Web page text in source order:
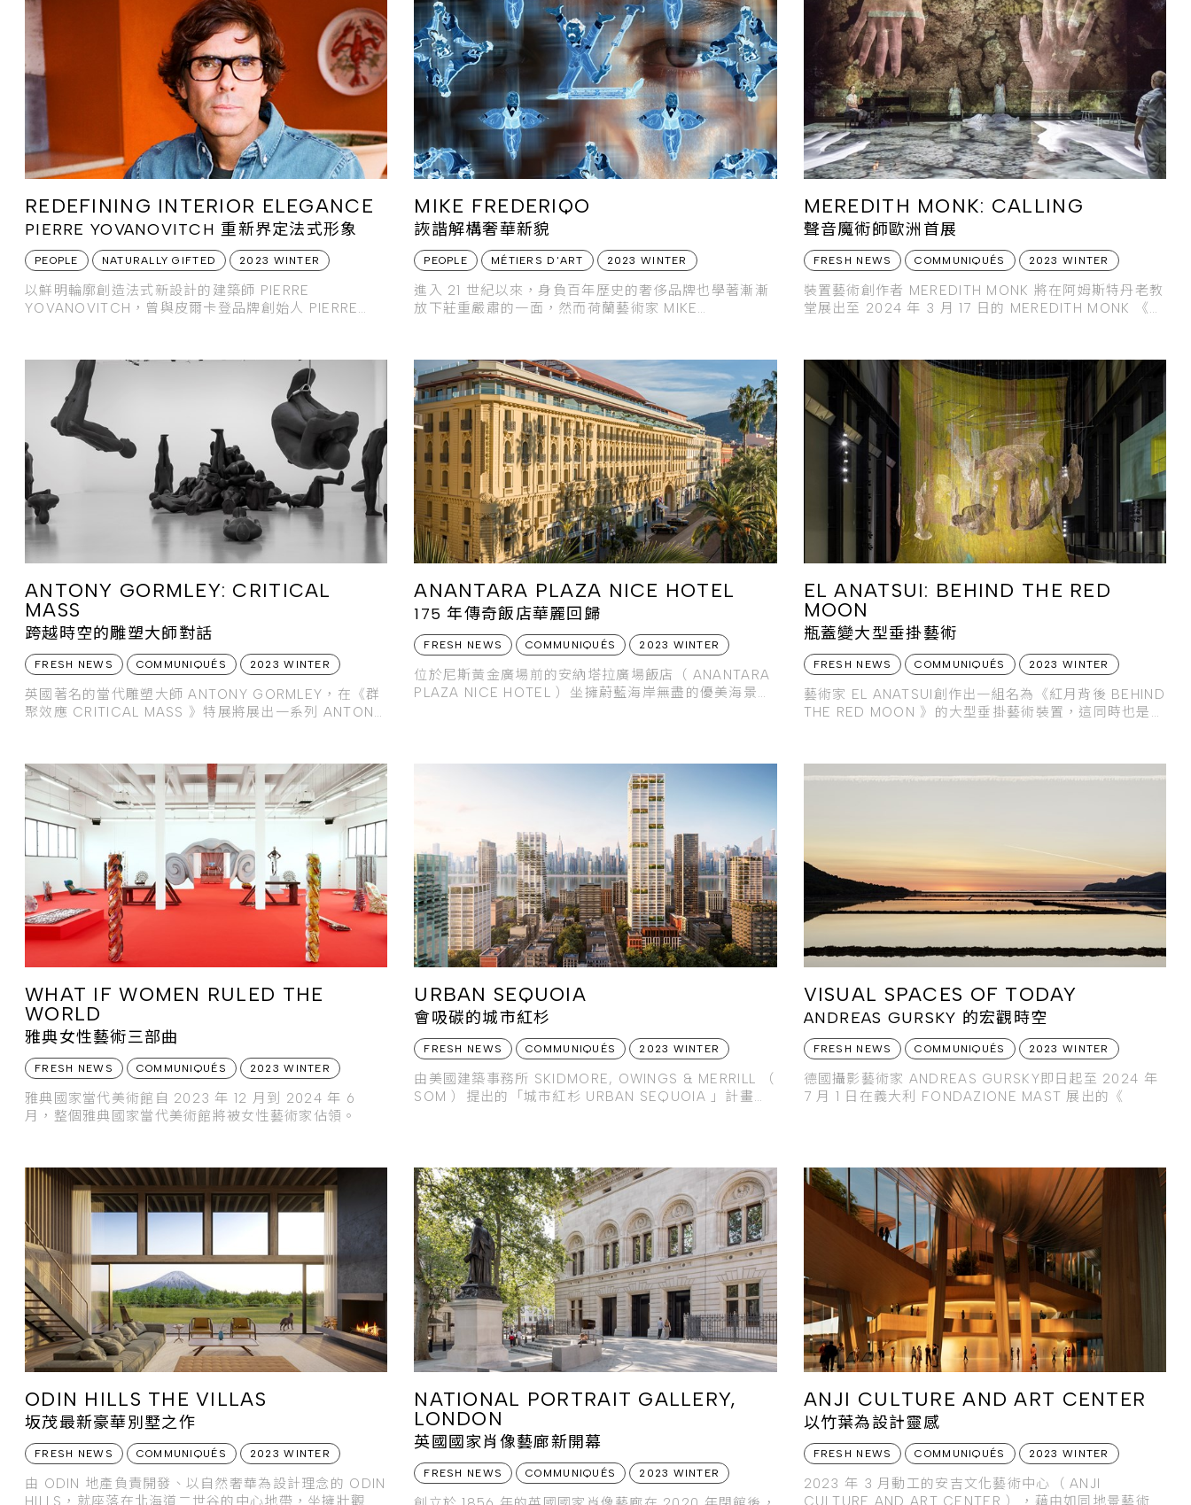
REDEFINING INTERIOR ELEGANCE
PIERRE YOVANOVITCH 重新界定法式形象
PEOPLE NATURALLY GIFTED 2023 WINTER
以鮮明輪廓創造法式新設計的建築師 PIERRE
YOVANOVITCH，曾與皮爾卡登品牌創始人 PIERRE
ARCHITECTURE D'INTÉRIEUR，並將法式藝術注入建
築與空間美
MIKE FREDERIQO
詼諧解構奢華新貌
PEOPLE MÉTIERS D'ART 2023 WINTER
進入 21 世紀以來，身負百年歷史的奢侈品牌也學著漸漸
放下莊重嚴肅的一面，然而荷蘭藝術家 MIKE
世人對奢侈品的
MEREDITH MONK: CALLING
聲音魔術師歐洲首展
FRESH NEWS COMMUNIQUÉS 2023 WINTER
裝置藝術創作者 MEREDITH MONK 將在阿姆斯特丹老教
堂展出至 2024 年 3 月 17 日的 MEREDITH MONK 《呼
ANTONY GORMLEY: CRITICAL
MASS
跨越時空的雕塑大師對話
FRESH NEWS COMMUNIQUÉS 2023 WINTER
英國著名的當代雕塑大師 ANTONY GORMLEY，在《群
聚效應 CRITICAL MASS 》特展將展出一系列 ANTONY
ANANTARA PLAZA NICE HOTEL
175 年傳奇飯店華麗回歸
FRESH NEWS COMMUNIQUÉS 2023 WINTER
位於尼斯黃金廣場前的安納塔拉廣場飯店（ ANANTARA
PLAZA NICE HOTEL ）坐擁蔚藍海岸無盡的優美海景，
EL ANATSUI: BEHIND THE RED
MOON
瓶蓋變大型垂掛藝術
FRESH NEWS COMMUNIQUÉS 2023 WINTER
藝術家 EL ANATSUI創作出一組名為《紅月背後 BEHIND
THE RED MOON 》的大型垂掛藝術裝置，這同時也是
WHAT IF WOMEN RULED THE
WORLD
雅典女性藝術三部曲
FRESH NEWS COMMUNIQUÉS 2023 WINTER
雅典國家當代美術館自 2023 年 12 月到 2024 年 6
月，整個雅典國家當代美術館將被女性藝術家佔領。
URBAN SEQUOIA
會吸碳的城市紅杉
FRESH NEWS COMMUNIQUÉS 2023 WINTER
由美國建築事務所 SKIDMORE, OWINGS & MERRILL （
SOM ）提出的「城市紅杉 URBAN SEQUOIA 」計畫，
VISUAL SPACES OF TODAY
ANDREAS GURSKY 的宏觀時空
FRESH NEWS COMMUNIQUÉS 2023 WINTER
德國攝影藝術家 ANDREAS GURSKY即日起至 2024 年
7 月 1 日在義大利 FONDAZIONE MAST 展出的《
ODIN HILLS THE VILLAS
坂茂最新豪華別墅之作
FRESH NEWS COMMUNIQUÉS 2023 WINTER
由 ODIN 地產負責開發、以自然奢華為設計理念的 ODIN
HILLS，就座落在北海道二世谷的中心地帶，坐擁壯觀的
NATIONAL PORTRAIT GALLERY,
LONDON
英國國家肖像藝廊新開幕
FRESH NEWS COMMUNIQUÉS 2023 WINTER
ANJI CULTURE AND ART CENTER
以竹葉為設計靈感
FRESH NEWS COMMUNIQUÉS 2023 WINTER
2023 年 3 月動工的安吉文化藝術中心（ ANJI
CULTURE AND ART CENTER ），藉由如同地景藝術般